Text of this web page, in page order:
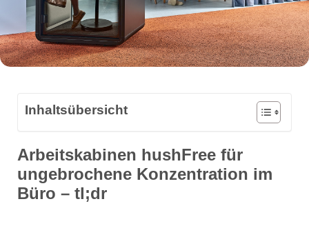
Inhaltsübersicht
Arbeitskabinen hushFree für
ungebrochene Konzentration im
Büro – tl;dr